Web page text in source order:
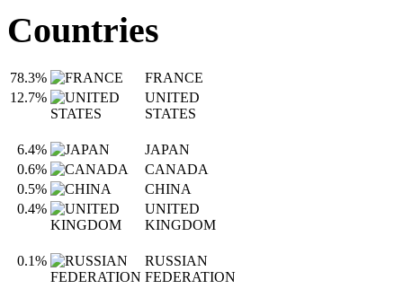
Countries
78.3%
FRANCE
12.7%
UNITED
STATES
6.4%
JAPAN
0.6%
CANADA
0.5%
CHINA
0.4%
UNITED
KINGDOM
0.1%
RUSSIAN
FEDERATION